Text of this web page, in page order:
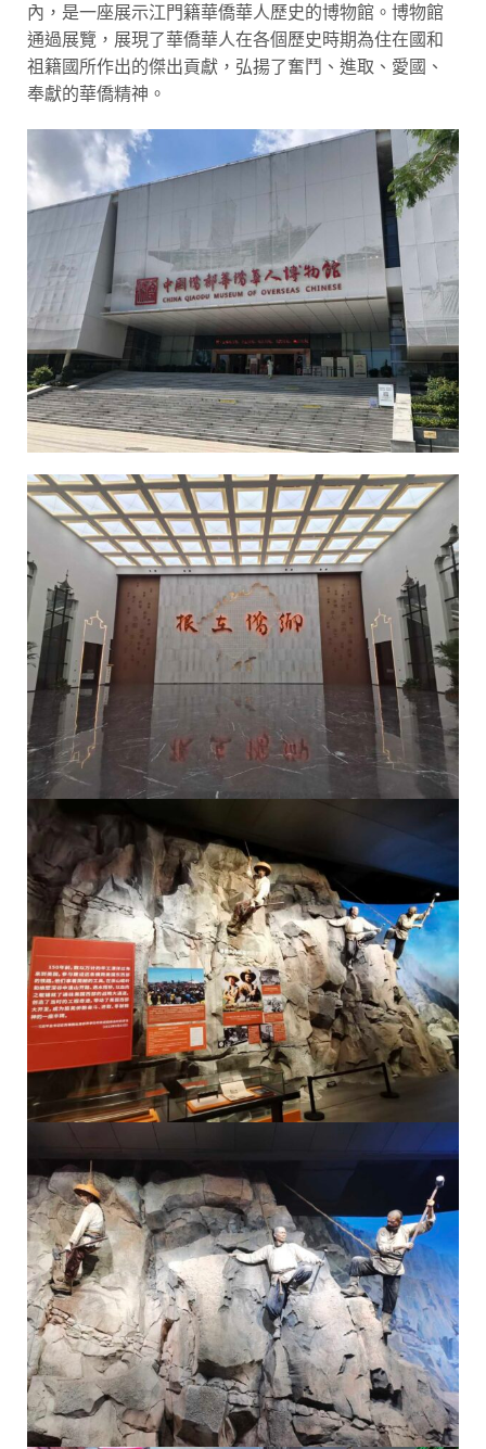
內，是一座展示江門籍華僑華人歷史的博物館。博物館
通過展覽，展現了華僑華人在各個歷史時期為住在國和
祖籍國所作出的傑出貢獻，弘揚了奮鬥、進取、愛國、
奉獻的華僑精神。